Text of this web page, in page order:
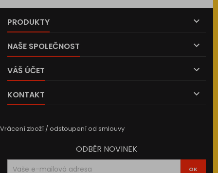
PRODUKTY 
NAŠE SPOLEČNOST 
VÁŠ ÚČET 
KONTAKT 
Vrácení zboží / odstoupení od smlouvy
ODBĚR NOVINEK